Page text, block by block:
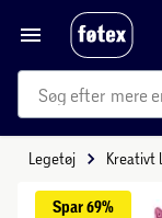
mere
Legetøj Kreativt
Spar 69%